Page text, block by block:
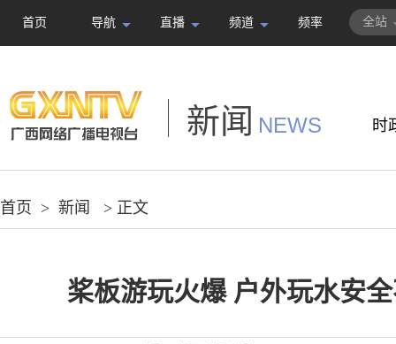
首页 导航 直播 频道 频率 全站
新闻 NEWS 时
首页 > 新闻 > 正文
桨板游玩火爆 户外玩水安